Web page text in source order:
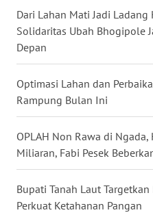
Dari Lahan Mati Jadi
Solidaritas Ubah Bhogipole
Depan
Optimasi Lahan dan
Rampung Bulan Ini
OPLAH Non Rawa di
Miliaran, Fabi Pesek
Bupati Tanah Laut
Perkuat Ketahanan Pangan
WN
GORONTALO
WN
WN
MALUT